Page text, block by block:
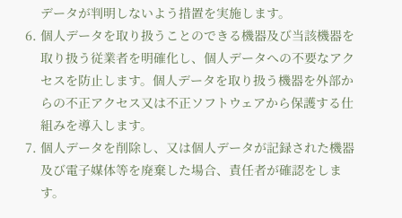
データが判明しないよう措置を実施します。
個人データを取り扱うことのできる機器及び当該機器を
取り扱う従業者を明確化し、個人データへの不要なアク
セスを防止します。個人データを取り扱う機器を外部か
らの不正アクセス又は不正ソフトウェアから保護する仕
組みを導入します。
個人データを削除し、又は個人データが記録された機器
及び電子媒体等を廃棄した場合、責任者が確認をしま
す。